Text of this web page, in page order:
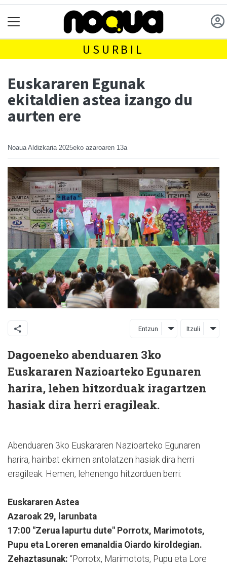
USURBIL
Euskararen Egunak
ekitaldien astea izango du
aurten ere
Noaua Aldizkaria 2025eko azaroaren 13a
Entzun Itzuli
Dagoeneko abenduaren 3ko
Euskararen Nazioarteko Egunaren
harira, lehen hitzorduak iragartzen
hasiak dira herri eragileak.
Abenduaren 3ko Euskararen Nazioarteko Egunaren
harira, hainbat ekimen antolatzen hasiak dira herri
eragileak. Hemen, lehenengo hitzorduen berri:
Euskararen Astea
Azaroak 29, larunbata
17:00 "Zerua lapurtu dute" Porrotx, Marimotots,
Pupu eta Loreren emanaldia Oiardo kiroldegian.
Zehaztasunak: “Porrotx, Marimotots, Pupu eta Lore